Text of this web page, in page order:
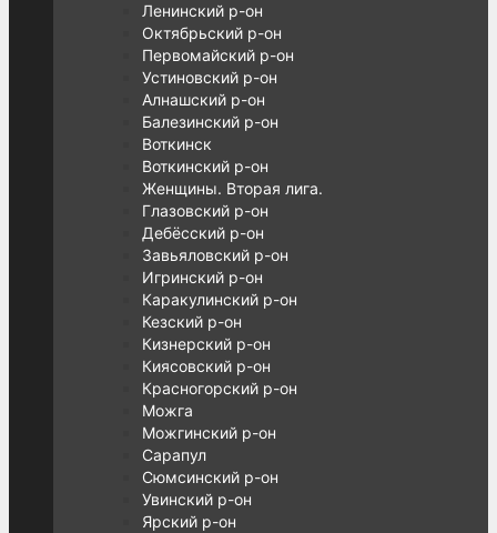
Ленинский р-он
Октябрьский р-он
Первомайский р-он
Устиновский р-он
Алнашский р-он
Балезинский р-он
Воткинск
Воткинский р-он
Женщины. Вторая лига.
Глазовский р-он
Дебёсский р-он
Завьяловский р-он
Игринский р-он
Каракулинский р-он
Кезский р-он
Кизнерский р-он
Киясовский р-он
Красногорский р-он
Можга
Можгинский р-он
Сарапул
Сюмсинский р-он
Увинский р-он
Ярский р-он